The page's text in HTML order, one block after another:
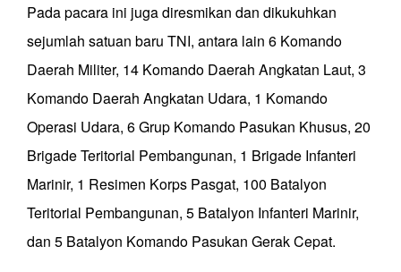
Pada pacara ini juga diresmikan dan dikukuhkan
sejumlah satuan baru TNI, antara lain 6 Komando
Daerah Militer, 14 Komando Daerah Angkatan Laut, 3
Komando Daerah Angkatan Udara, 1 Komando
Operasi Udara, 6 Grup Komando Pasukan Khusus, 20
Brigade Teritorial Pembangunan, 1 Brigade Infanteri
Marinir, 1 Resimen Korps Pasgat, 100 Batalyon
Teritorial Pembangunan, 5 Batalyon Infanteri Marinir,
dan 5 Batalyon Komando Pasukan Gerak Cepat.